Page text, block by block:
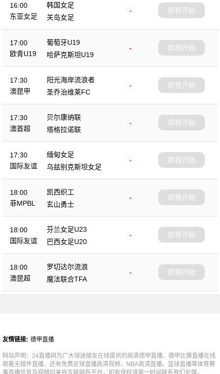
16:00
东亚女足
韩国女足
-
关岛女足
即将开始
17:00
欧青U19
葡萄牙U19
-
哈萨克斯坦U19
即将开始
17:30
澳昆甲
阳光海岸流浪者
-
圣乔治维莱FC
即将开始
17:30
澳首超
贝尔康纳联
-
塔格拉诺联
即将开始
17:30
国际友谊
缅甸女足
-
乌兹别克斯坦女足
即将开始
18:00
菲MPBL
凯西织工
-
玄山勇士
即将开始
18:00
国际友谊
芬兰女足U23
-
巴西女足U20
即将开始
18:00
澳昆超
罗切达尔流浪
-
魔法联合TFA
即将开始
友情链接: 德甲直播
网站声明：24直播网为广大球迷朋友在线提供的高清德甲直播、德甲比赛直播在线
观看无插件直播、还有免费足球直播高清视频、NBA高清直播、篮球直播等体育赛
事直播信息及视频均来自互联网各平台，如有侵权请第一时间联系我们处理。